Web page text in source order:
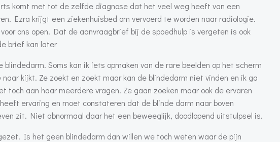
komt met tot de zelfde diagnose dat het veel weg heeft van een
Ezra krijgt een ziekenhuisbed om vervoerd te worden naar radiologie.
ons open. Dat de aanvraagbrief bij de spoedhulp is vergeten is ook
brief kan later
Soms kan ik iets opmaken van de rare beelden op het scherm
kijkt. Ze zoekt en zoekt maar kan de blindedarm niet vinden en ik ga
aan haar meerdere vragen. Ze gaan zoeken maar ook de ervaren
ervaring en moet constateren dat de blinde darm naar boven
zit. Niet abnormaal daar het een beweeglijk, doodlopend uitstulpsel is.
Is het geen blindedarm dan willen we toch weten waar de pijn